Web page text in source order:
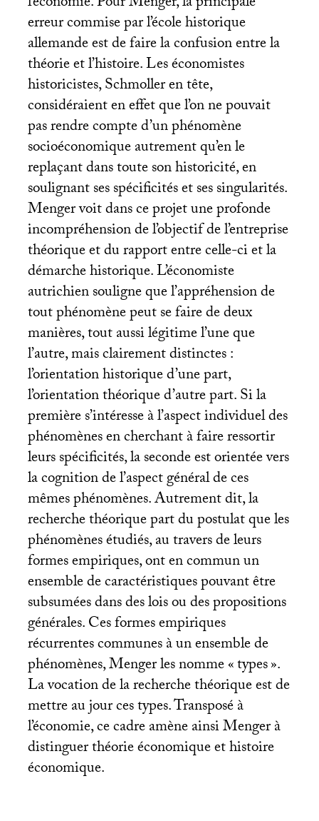
erreur commise par l’école historique
allemande est de faire la confusion entre la
théorie et l’histoire. Les économistes
historicistes, Schmoller en tête,
considéraient en effet que l’on ne pouvait
pas rendre compte d’un phénomène
socioéconomique autrement qu’en le
replaçant dans toute son historicité, en
soulignant ses spécificités et ses singularités.
Menger voit dans ce projet une profonde
incompréhension de l’objectif de l’entreprise
théorique et du rapport entre celle-ci et la
démarche historique. L’économiste
autrichien souligne que l’appréhension de
tout phénomène peut se faire de deux
manières, tout aussi légitime l’une que
l’autre, mais clairement distinctes :
l’orientation historique d’une part,
l’orientation théorique d’autre part. Si la
première s’intéresse à l’aspect individuel des
phénomènes en cherchant à faire ressortir
leurs spécificités, la seconde est orientée vers
la cognition de l’aspect général de ces
mêmes phénomènes. Autrement dit, la
recherche théorique part du postulat que les
phénomènes étudiés, au travers de leurs
formes empiriques, ont en commun un
ensemble de caractéristiques pouvant être
subsumées dans des lois ou des propositions
générales. Ces formes empiriques
récurrentes communes à un ensemble de
phénomènes, Menger les nomme «types».
La vocation de la recherche théorique est de
mettre au jour ces types. Transposé à
l’économie, ce cadre amène ainsi Menger à
distinguer théorie économique et histoire
économique.